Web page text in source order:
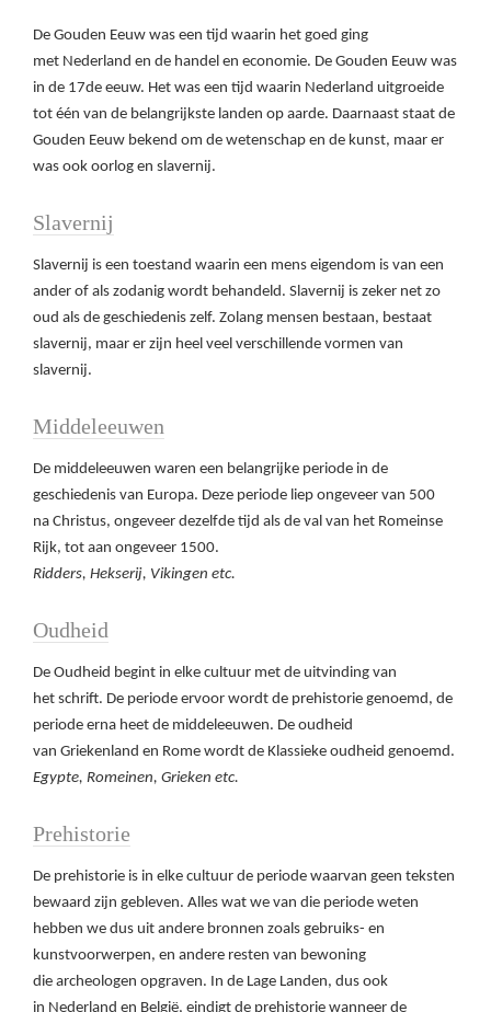
De Gouden Eeuw was een tijd waarin het goed ging
met Nederland en de handel en economie. De Gouden Eeuw was
in de 17de eeuw. Het was een tijd waarin Nederland uitgroeide
tot één van de belangrijkste landen op aarde. Daarnaast staat de
Gouden Eeuw bekend om de wetenschap en de kunst, maar er
was ook oorlog en slavernij.
Slavernij
Slavernij is een toestand waarin een mens eigendom is van een
ander of als zodanig wordt behandeld. Slavernij is zeker net zo
oud als de geschiedenis zelf. Zolang mensen bestaan, bestaat
slavernij, maar er zijn heel veel verschillende vormen van
slavernij.
Middeleeuwen
De middeleeuwen waren een belangrijke periode in de
geschiedenis van Europa. Deze periode liep ongeveer van 500
na Christus, ongeveer dezelfde tijd als de val van het Romeinse
Rijk, tot aan ongeveer 1500.
Ridders, Hekserij, Vikingen etc.
Oudheid
De Oudheid begint in elke cultuur met de uitvinding van
het schrift. De periode ervoor wordt de prehistorie genoemd, de
periode erna heet de middeleeuwen. De oudheid
van Griekenland en Rome wordt de Klassieke oudheid genoemd.
Egypte, Romeinen, Grieken etc.
Prehistorie
De prehistorie is in elke cultuur de periode waarvan geen teksten
bewaard zijn gebleven. Alles wat we van die periode weten
hebben we dus uit andere bronnen zoals gebruiks- en
kunstvoorwerpen, en andere resten van bewoning
die archeologen opgraven. In de Lage Landen, dus ook
in Nederland en België, eindigt de prehistorie wanneer de